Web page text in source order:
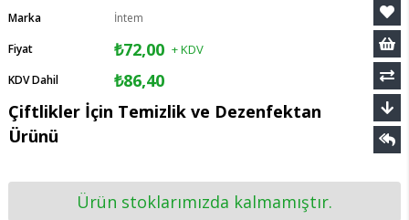
Marka
İntem
Fiyat
₺72,00 + KDV
KDV Dahil
₺86,40
Çiftlikler İçin Temizlik ve Dezenfektan
Ürünü
Ürün stoklarımızda kalmamıştır.